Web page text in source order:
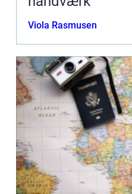
Viola Rasmusen